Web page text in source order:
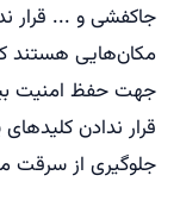
جاکفشی و ... قرار
مکان‌هایی هستند
جهت حفظ امنیت
قرار ندادن
جلوگیری از سرقت